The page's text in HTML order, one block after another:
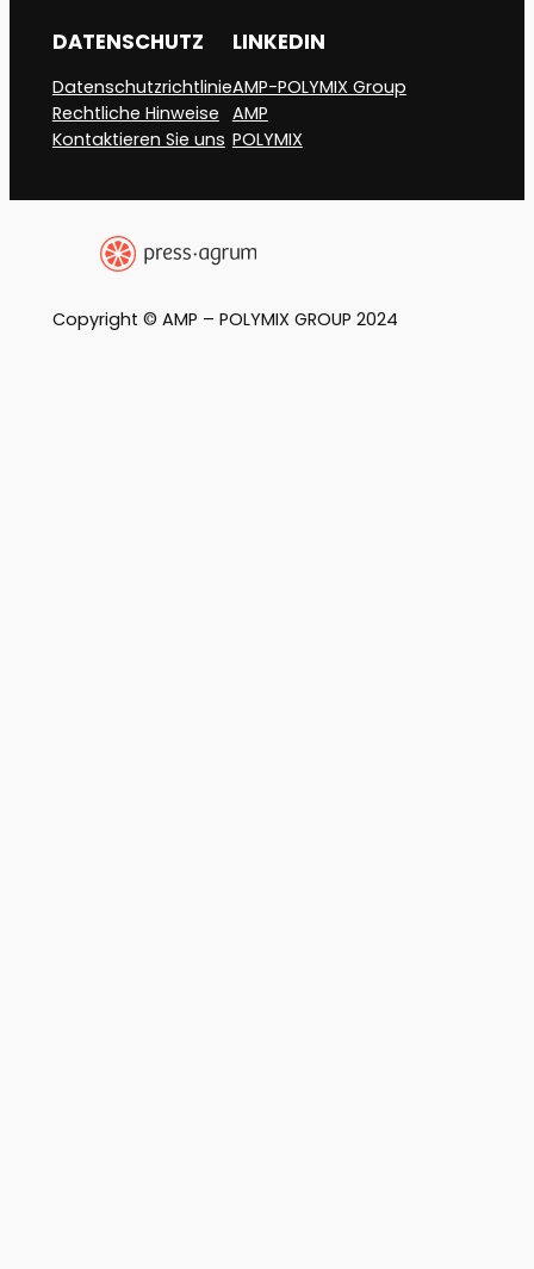
DATENSCHUTZ
Datenschutzrichtlinie
Rechtliche Hinweise
Kontaktieren Sie uns
LINKEDIN
AMP-POLYMIX Group
AMP
POLYMIX
Copyright © AMP – POLYMIX GROUP 2024